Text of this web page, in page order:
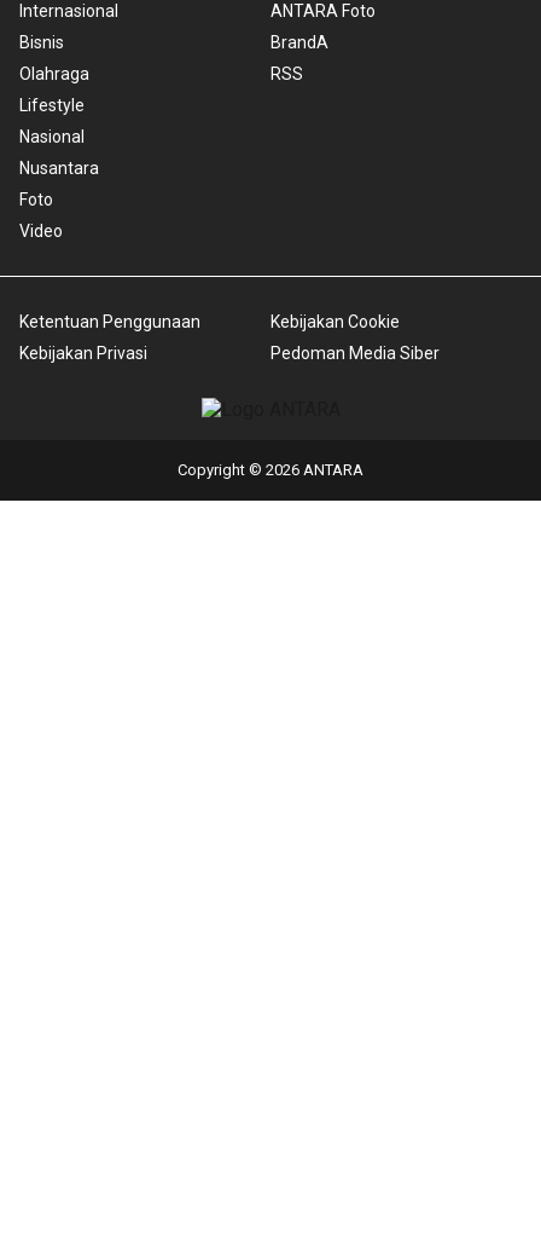
Internasional
Bisnis
Olahraga
Lifestyle
Nasional
Nusantara
Foto
Video
ANTARA Foto
BrandA
RSS
Ketentuan Penggunaan
Kebijakan Privasi
Kebijakan Cookie
Pedoman Media Siber
Copyright © 2026 ANTARA